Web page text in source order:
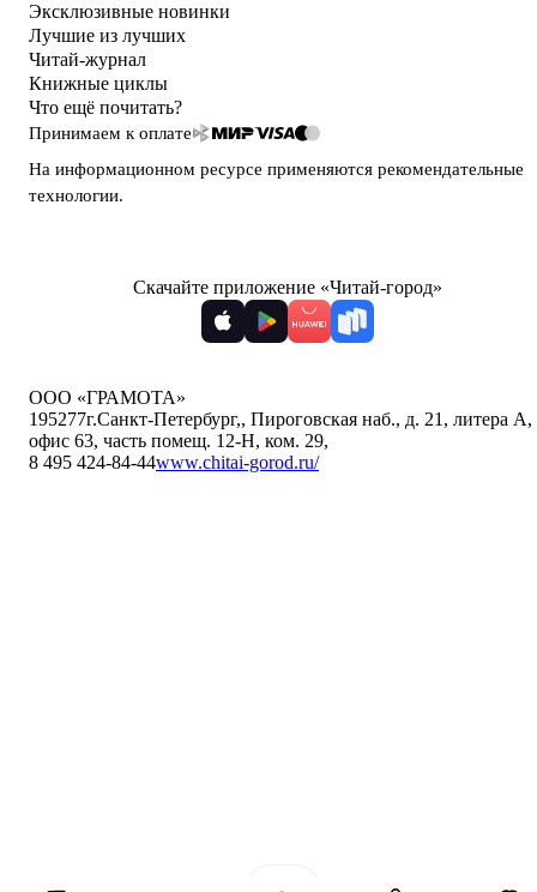
Эксклюзивные новинки
Лучшие из лучших
Читай-журнал
Книжные циклы
Что ещё почитать?
Принимаем к оплате
На информационном ресурсе применяются рекомендательные
технологии.
Скачайте приложение «Читай-город»
ООО «ГРАМОТА»
195277г.Санкт-Петербург,, Пироговская наб., д. 21, литера А,
офис 63, часть помещ. 12-Н, ком. 29,
8 495 424-84-44www.chitai-gorod.ru/